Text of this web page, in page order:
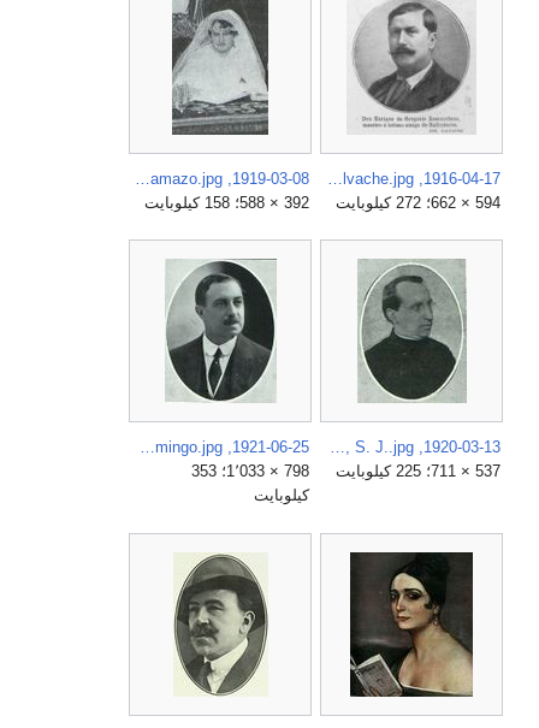
594 × 662؛ 272 كيلوبايت
392 × 588؛ 158 كيلوبايت
1920-03-13, La Hormiga de Oro, Madrid.—El P. Otaño, S. J..jpg
537 × 711؛ 225 كيلوبايت
1921-06-25, La Hormiga de Oro, Antonio Martínez Domingo.jpg
798 × 1٬033؛ 353
كيلوبايت